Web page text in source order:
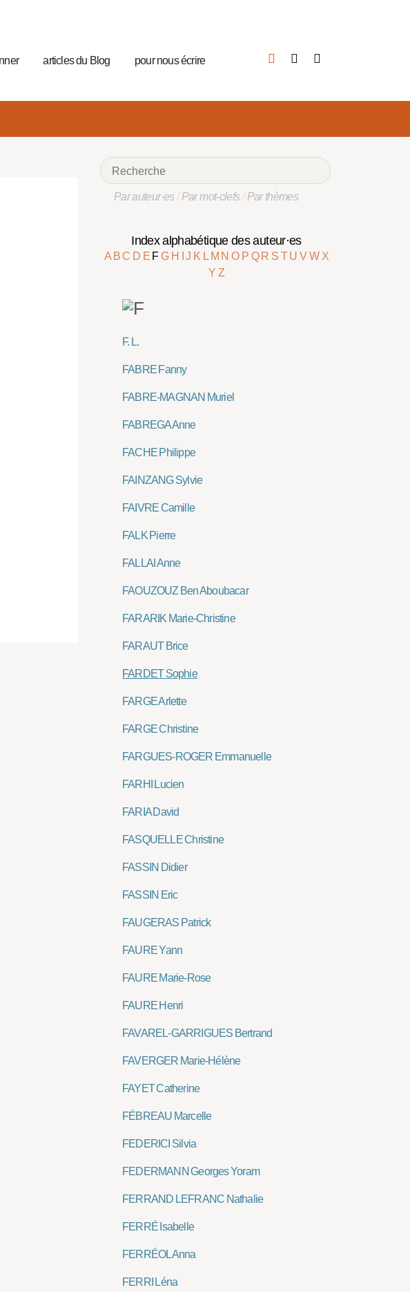
articles du Blog pour nous écrire
Par auteur·es/Par mot-clefs/Par thèmes
Index alphabétique des auteur·es
A BC D E FG H IJ K L M NO P Q R S TUVW X
Y Z
F. L.
FABRE Fanny
FABRE-MAGNAN Muriel
FABREGA Anne
FACHE Philippe
FAINZANG Sylvie
FAIVRE Camille
FALK Pierre
FALLAI Anne
FAOUZOUZ Ben Aboubacar
FARARIK Marie-Christine
FARAUT Brice
FARDET Sophie
FARGE Arlette
FARGE Christine
FARGUES-ROGER Emmanuelle
FARHI Lucien
FARIA David
FASQUELLE Christine
FASSIN Didier
FASSIN Eric
FAUGERAS Patrick
FAURE Yann
FAURE Marie-Rose
FAURE Henri
FAVAREL-GARRIGUES Bertrand
FAVERGER Marie-Hélène
FAYET Catherine
FÉBREAU Marcelle
FEDERICI Silvia
FEDERMANN Georges Yoram
FERRAND LEFRANC Nathalie
FERRÉ Isabelle
FERRÉOL Anna
FERRI Léna